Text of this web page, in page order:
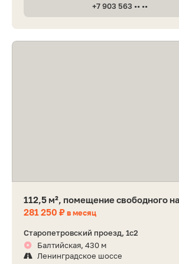
+7 903 563 •• ••
112,5 м², помещение свободного
281 250 ₽в месяц
Старопетровский проезд, 1с2
Балтийская, 430 м
Ленинградское шоссе